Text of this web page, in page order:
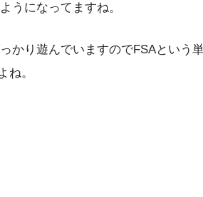
うになってますね。
かり遊んでいますのでFSAとい
ね。